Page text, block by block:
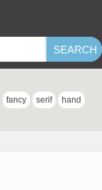
fancy serif hand